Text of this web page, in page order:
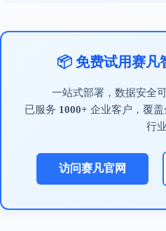
📦 免费试用赛凡
一站式部署，数据安全
已服务 1000+ 企业客户，覆
行业
访问赛凡官网